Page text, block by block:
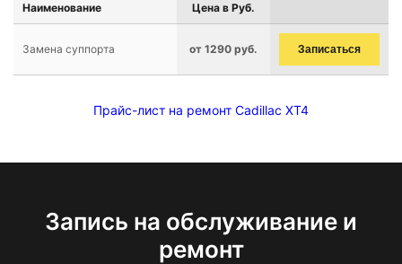
Наименование Цена в Руб.
Замена суппорта от 1290 руб. Записаться
Прайс-лист на ремонт Cadillac XT4
Запись на обслуживание и
ремонт